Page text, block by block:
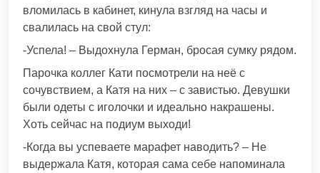
вломилась в кабинет, кинула взгляд на часы и
свалилась на свой стул:
-Успела! – Выдохнула Герман, бросая сумку рядом.
Парочка коллег Кати посмотрели на неё с
сочувствием, а Катя на них – с завистью. Девушки
были одеты с иголочки и идеально накрашены.
Хоть сейчас на подиум выходи!
-Когда вы успеваете марафет наводить? – Не
выдержала Катя, которая сама себе напоминала